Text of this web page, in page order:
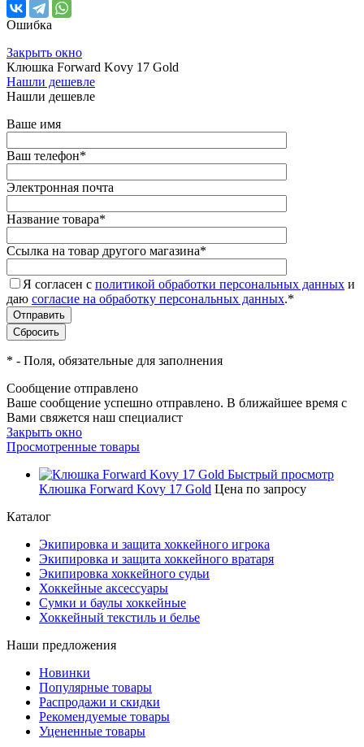
Ошибка
Закрыть окно
Клюшка Forward Kovy 17 Gold
Нашли дешевле
Нашли дешевле
Ваше имя
Ваш телефон*
Электронная почта
Название товара*
Ссылка на товар другого магазина*
Я согласен с политикой обработки персональных данных и
даю согласие на обработку персональных данных.*
* - Поля, обязательные для заполнения
Сообщение отправлено
Ваше сообщение успешно отправлено. В ближайшее время с
Вами свяжется наш специалист
Закрыть окно
Просмотренные товары
Быстрый просмотр
Клюшка Forward Kovy 17 Gold Цена по запросу
Каталог
Экипировка и защита хоккейного игрока
Экипировка и защита хоккейного вратаря
Экипировка хоккейного судьи
Хоккейные аксессуары
Сумки и баулы хоккейные
Хоккейный текстиль и белье
Наши предложения
Новинки
Популярные товары
Распродажи и скидки
Рекомендуемые товары
Уцененные товары